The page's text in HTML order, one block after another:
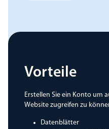
Vorteile
Erstellen Sie ein Konto um
Website zugreifen zu
Datenblätter